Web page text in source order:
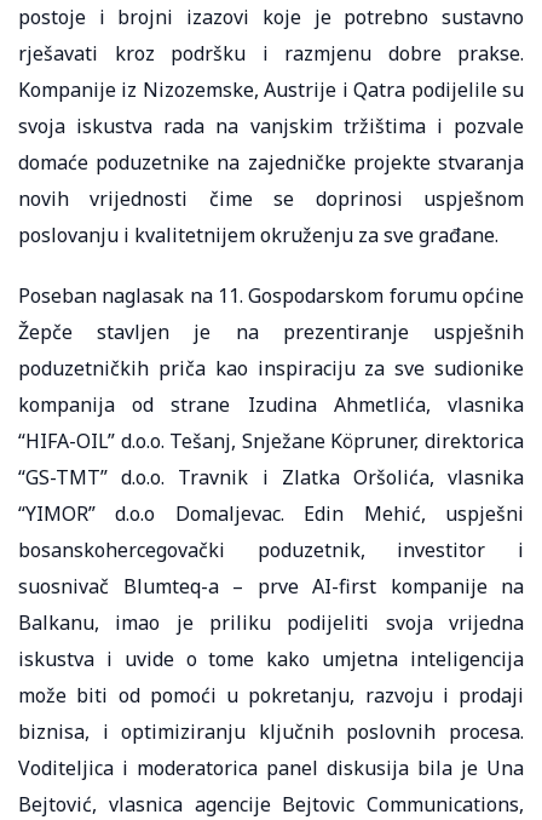
postoje i brojni izazovi koje je potrebno sustavno
rješavati kroz podršku i razmjenu dobre prakse.
Kompanije iz Nizozemske, Austrije i Qatra podijelile su
svoja iskustva rada na vanjskim tržištima i pozvale
domaće poduzetnike na zajedničke projekte stvaranja
novih vrijednosti čime se doprinosi uspješnom
poslovanju i kvalitetnijem okruženju za sve građane.
Poseban naglasak na 11. Gospodarskom forumu općine
Žepče stavljen je na prezentiranje uspješnih
poduzetničkih priča kao inspiraciju za sve sudionike
kompanija od strane Izudina Ahmetlića, vlasnika
“HIFA-OIL” d.o.o. Tešanj, Snježane Köpruner, direktorica
“GS-TMT” d.o.o. Travnik i Zlatka Oršolića, vlasnika
“YIMOR” d.o.o Domaljevac. Edin Mehić, uspješni
bosanskohercegovački poduzetnik, investitor i
suosnivač Blumteq-a – prve AI-first kompanije na
Balkanu, imao je priliku podijeliti svoja vrijedna
iskustva i uvide o tome kako umjetna inteligencija
može biti od pomoći u pokretanju, razvoju i prodaji
biznisa, i optimiziranju ključnih poslovnih procesa.
Voditeljica i moderatorica panel diskusija bila je Una
Bejtović, vlasnica agencije Bejtovic Communications,